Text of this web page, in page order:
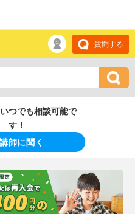
質問する
つでも相談可能で
す！
師に聞く